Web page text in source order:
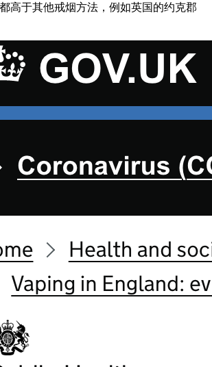
高于其他戒烟方法，例如英国的约克郡